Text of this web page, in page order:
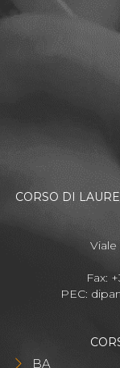
CORSO DI
Viale
Fax:
PEC:
BA